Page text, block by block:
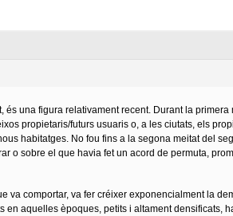
una figura relativament recent. Durant la
propietaris/futurs usuaris o, a les ciutats, els
habitatges. No fou fins a la segona meitat del
o sobre el que havia fet un acord de permuta,
va comportar, va fer créixer exponencialment la
en aquelles èpoques, petits i altament densificats,